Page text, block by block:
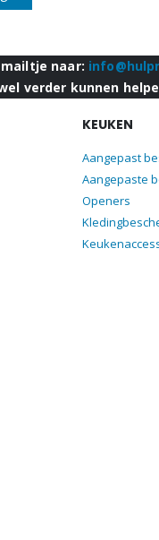
naar:
verder kunnen
KEUKEN
Aangepast
Aangepaste
Openers